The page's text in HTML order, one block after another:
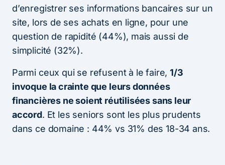
d’enregistrer ses informations bancaires sur un
site, lors de ses achats en ligne, pour une
question de rapidité (44%), mais aussi de
simplicité (32%).
Parmi ceux qui se refusent à le faire, 1/3
invoque la crainte que leurs données
financières ne soient réutilisées sans leur
accord. Et les seniors sont les plus prudents
dans ce domaine : 44% vs 31% des 18-34 ans.